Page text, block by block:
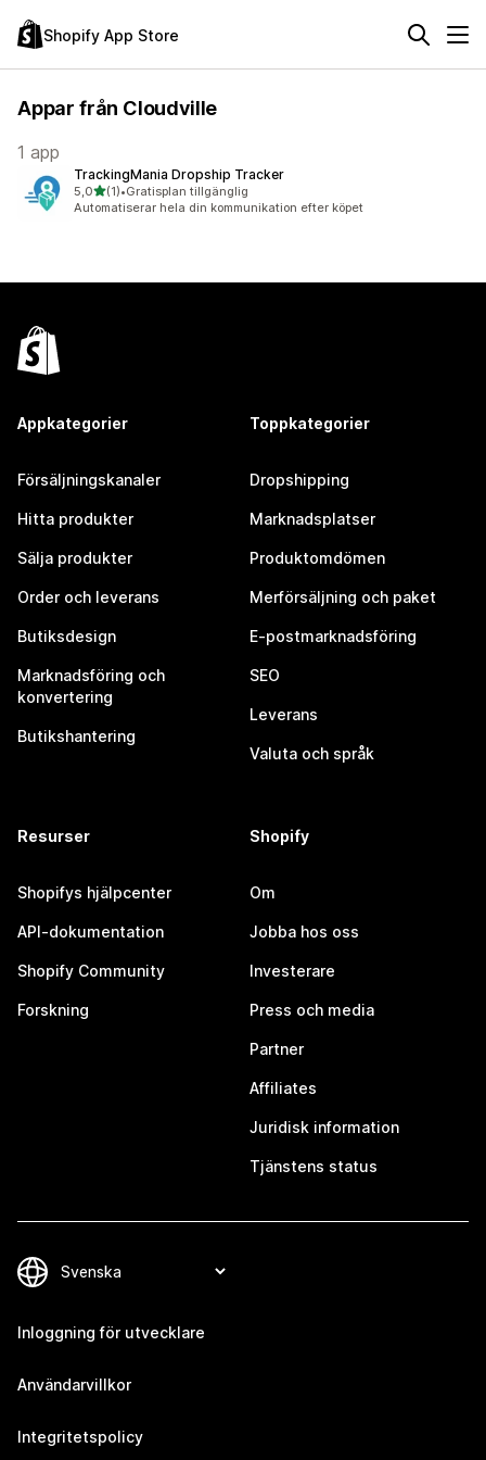
Shopify App Store
Appar från Cloudville
1 app
TrackingMania Dropship Tracker
5,0av 5 stjärnor
(1)
1 recensioner totalt
•Gratisplan tillgänglig
Automatiserar hela din kommunikation efter köpet
Appkategorier
Försäljningskanaler
Hitta produkter
Sälja produkter
Order och leverans
Butiksdesign
Marknadsföring och
konvertering
Butikshantering
Toppkategorier
Dropshipping
Marknadsplatser
Produktomdömen
Merförsäljning och paket
E-postmarknadsföring
SEO
Leverans
Valuta och språk
Resurser
Shopifys hjälpcenter
API-dokumentation
Shopify Community
Forskning
Shopify
Om
Jobba hos oss
Investerare
Press och media
Partner
Affiliates
Juridisk information
Tjänstens status
Inloggning för utvecklare
Användarvillkor
Integritetspolicy